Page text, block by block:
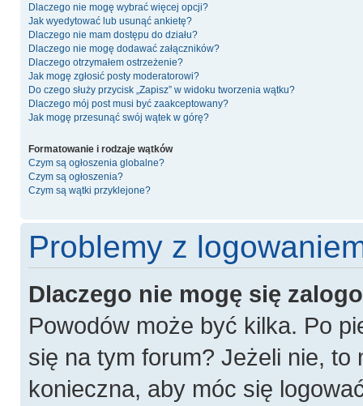
Dlaczego nie mogę wybrać więcej opcji?
Jak wyedytować lub usunąć ankietę?
Dlaczego nie mam dostępu do działu?
Dlaczego nie mogę dodawać załączników?
Dlaczego otrzymałem ostrzeżenie?
Jak mogę zgłosić posty moderatorowi?
Do czego służy przycisk „Zapisz” w widoku tworzenia wątku?
Dlaczego mój post musi być zaakceptowany?
Jak mogę przesunąć swój wątek w górę?
Formatowanie i rodzaje wątków
Czym są ogłoszenia globalne?
Czym są ogłoszenia?
Czym są wątki przyklejone?
Problemy z
Dlaczego nie mogę się
Powodów może być kilka. Po
się na tym forum? Jeżeli nie,
konieczna, aby móc się